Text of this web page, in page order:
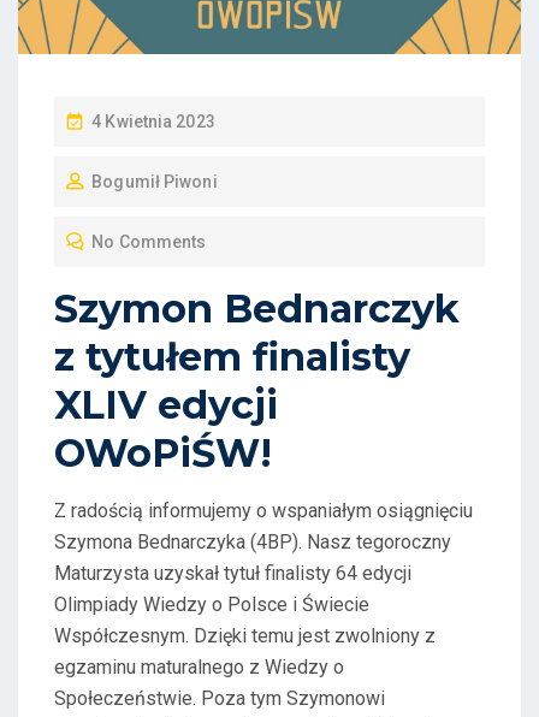
P
S
O
N
4 Kwietnia 2023
Bogumił Piwoni
No Comments
Szymon Bednarczyk
z tytułem finalisty
XLIV edycji
OWoPiŚW!
Z radością informujemy o wspaniałym osiągnięciu
Szymona Bednarczyka (4BP). Nasz tegoroczny
Maturzysta uzyskał tytuł finalisty 64 edycji
Olimpiady Wiedzy o Polsce i Świecie
Współczesnym. Dzięki temu jest zwolniony z
egzaminu maturalnego z Wiedzy o
Społeczeństwie. Poza tym Szymonowi